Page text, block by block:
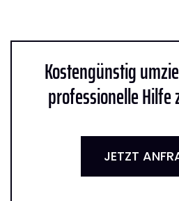
Kostengünstig
professionelle Hilfe
JETZT